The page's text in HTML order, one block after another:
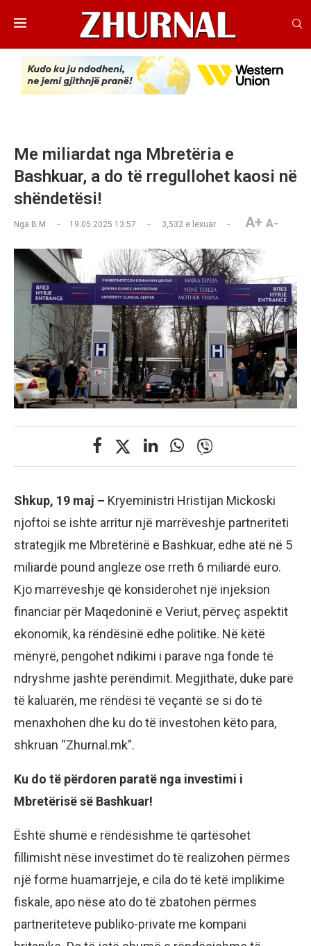
Me miliardat nga Mbretëria e
Bashkuar, a do të rregullohet kaosi në
shëndetësi!
Nga B.M 19.05.2025 13:57 3,532 e lexuar A+ A-
Shkup, 19 maj – Kryeministri Hristijan Mickoski
njoftoi se ishte arritur një marrëveshje partneriteti
strategjik me Mbretërinë e Bashkuar, edhe atë në 5
miliardë pound angleze ose rreth 6 miliardë euro.
Kjo marrëveshje që konsiderohet një injeksion
financiar për Maqedoninë e Veriut, përveç aspektit
ekonomik, ka rëndësinë edhe politike. Në këtë
mënyrë, pengohet ndikimi i parave nga fonde të
ndryshme jashtë perëndimit. Megjithatë, duke parë
të kaluarën, me rëndësi të veçantë se si do të
menaxhohen dhe ku do të investohen këto para,
shkruan “Zhurnal.mk”.
Ku do të përdoren paratë nga investimi i
Mbretërisë së Bashkuar!
Është shumë e rëndësishme të qartësohet
fillimisht nëse investimet do të realizohen përmes
një forme huamarrjeje, e cila do të ketë implikime
fiskale, apo nëse ato do të zbatohen përmes
partneriteteve publiko-private me kompani